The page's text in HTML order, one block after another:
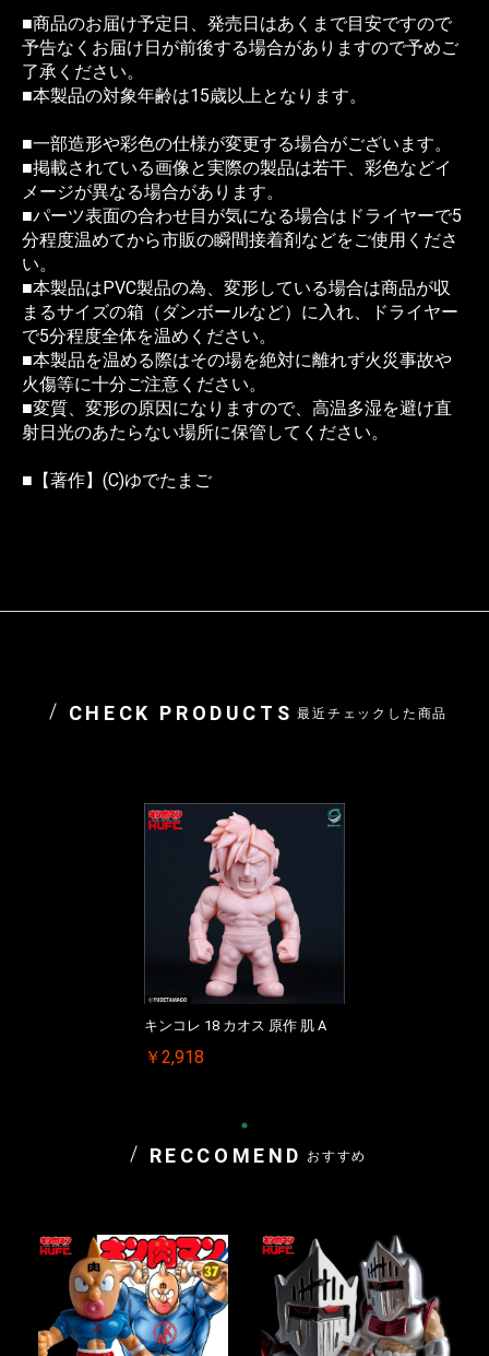
■商品のお届け予定日、発売日はあくまで目安ですので
予告なくお届け日が前後する場合がありますので予めご
了承ください。
■本製品の対象年齢は15歳以上となります。
■一部造形や彩色の仕様が変更する場合がございます。
■掲載されている画像と実際の製品は若干、彩色などイ
メージが異なる場合があります。
■パーツ表面の合わせ目が気になる場合はドライヤーで5
分程度温めてから市販の瞬間接着剤などをご使用くださ
い。
■本製品はPVC製品の為、変形している場合は商品が収
まるサイズの箱（ダンボールなど）に入れ、ドライヤー
で5分程度全体を温めください。
■本製品を温める際はその場を絶対に離れず火災事故や
火傷等に十分ご注意ください。
■変質、変形の原因になりますので、高温多湿を避け直
射日光のあたらない場所に保管してください。
■【著作】(C)ゆでたまご
CHECK PRODUCTS 最近チェックした商品
キンコレ 18 カオス 原作 肌 A
￥2,918
RECCOMEND おすすめ